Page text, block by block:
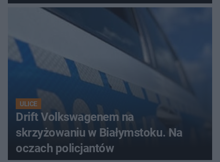
ULICE
Drift Volkswagenem na
skrzyżowaniu w Białymstoku. Na
oczach policjantów